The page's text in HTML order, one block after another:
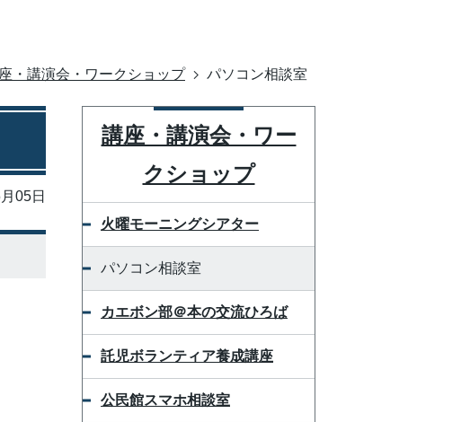
・講演会・ワークショップ パソコン相談室
05日
講座・講演会・ワー
クショップ
火曜モーニングシアター
パソコン相談室
カエボン部＠本の交流ひろば
託児ボランティア養成講座
公民館スマホ相談室